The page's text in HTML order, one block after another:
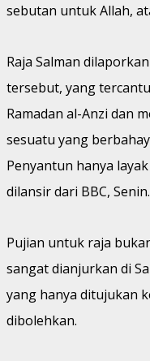
sebutan untuk Allah,
Raja Salman
tersebut, yang
Ramadan al-Anzi dan
sesuatu yang
Penyantun hanya
dilansir dari BBC, Senin.
Pujian untuk raja
sangat dianjurkan di
yang hanya ditujukan
dibolehkan.